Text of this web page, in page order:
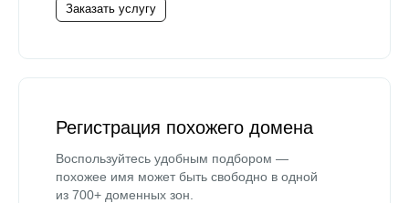
Заказать услугу
Регистрация похожего домена
Воспользуйтесь удобным подбором —
похожее имя может быть свободно в одной
из 700+ доменных зон.